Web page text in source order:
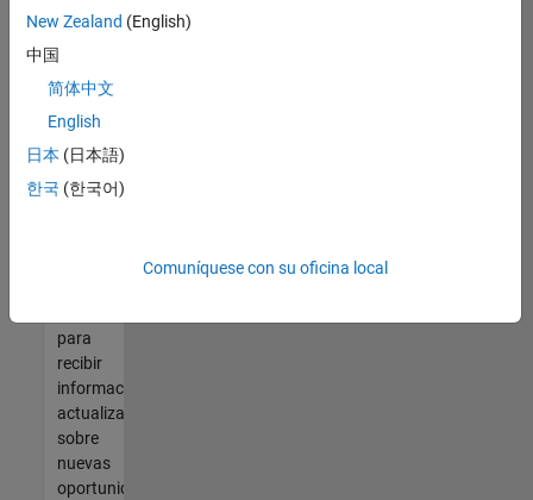
así no
ninguna
vacante
que se
a sus
cualificaciones,
para
recibir
información
actualizada
sobre
nuevas
oportunidades
New Zealand (English)
中国
简体中文
English
日本 (日本語)
한국 (한국어)
Comuníquese con su oficina local